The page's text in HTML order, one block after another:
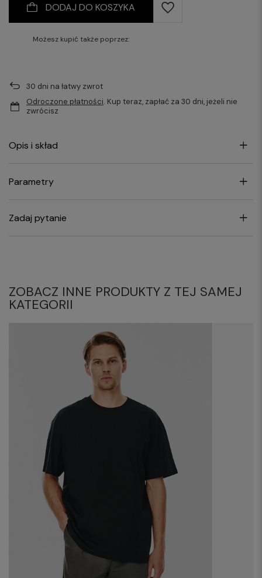
DODAJ DO KOSZYKA
Możesz kupić także poprzez:
30 dni na łatwy zwrot
Odroczone płatności. Kup teraz, zapłać za 30 dni, jeżeli nie
zwrócisz
Opis i skład
Parametry
Zadaj pytanie
ZOBACZ INNE PRODUKTY Z TEJ SAMEJ
KATEGORII